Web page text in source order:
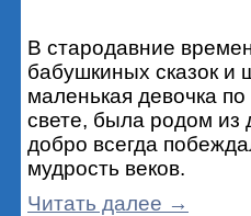
В стародавние
бабушкиных сказок
маленькая девочка
свете, была родом из
добро всегда
мудрость веков.
Читать далее →